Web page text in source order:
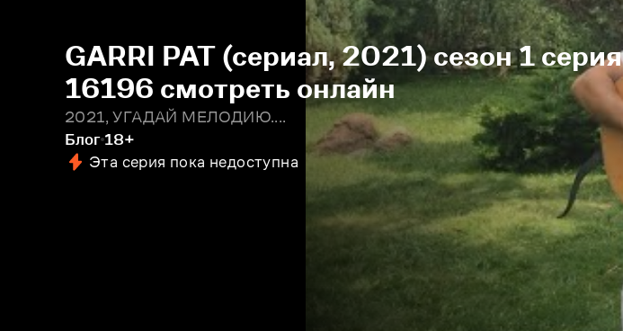
GARRI PAT (сериал, 2021) сезон 1 серия
16196 смотреть онлайн
2021, УГАДАЙ МЕЛОДИЮ....
Блог 18+
Эта серия пока недоступна